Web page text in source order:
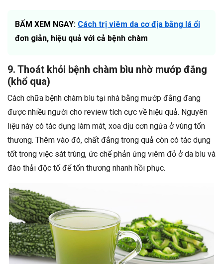
BẤM XEM NGAY: Cách trị viêm da cơ địa bằng lá ổi
đơn giản, hiệu quả với cả bệnh chàm
9. Thoát khỏi bệnh chàm bìu nhờ mướp đắng
(khổ qua)
Cách chữa bệnh chàm bìu tại nhà bằng mướp đắng đang
được nhiều người cho review tích cực về hiệu quả. Nguyên
liệu này có tác dụng làm mát, xoa dịu cơn ngứa ở vùng tổn
thương. Thêm vào đó, chất đắng trong quả còn có tác dụng
tốt trong việc sát trùng, ức chế phản ứng viêm đỏ ở da bìu và
đào thải độc tố để tổn thương nhanh hồi phục.